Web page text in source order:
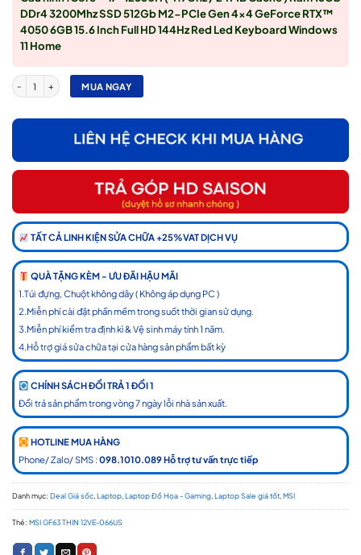
DDr4 3200Mhz SSD 512Gb M2-PCIe Gen 4×4 GeForce RTX™
4050 6GB 15.6 Inch Full HD 144Hz Red Led Keyboard Windows
11 Home
Laptop MSI GF63 THIN 112VE-066US I7-1265U, 16GB, SSD 512GB, 15.6 FHD, RTX™ 4050
MUA NGAY
TẤT CẢ LINH KIỆN SỬA CHỮA +25%VAT DỊCH VỤ
QUÀ TẶNG KÈM - ƯU ĐÃI HẬU MÃI
1.Túi đựng, Chuột không dây ( Không áp dụng PC )
2.Miễn phí cài đặt phần mềm trong suốt thời gian sử dụng.
3.Miễn phí kiểm tra định kì & Vệ sinh máy tính 1 năm.
4.Hỗ trợ giá sửa chữa tại cửa hàng sản phẩm bất kỳ
CHÍNH SÁCH ĐỔI TRẢ 1 ĐỔI 1
Đổi trả sản phẩm trong vòng 7 ngày lỗi nhà sản xuất.
HOTLINE MUA HÀNG
Phone/ Zalo/ SMS : 098.1010.089 Hỗ trợ tư vấn trực tiếp
Danh mục: Deal Giá sốc, Laptop, Laptop Đồ Họa - Gaming, Laptop Sale giá tốt, MSI
Thẻ: MSI GF63 THIN 12VE-066US